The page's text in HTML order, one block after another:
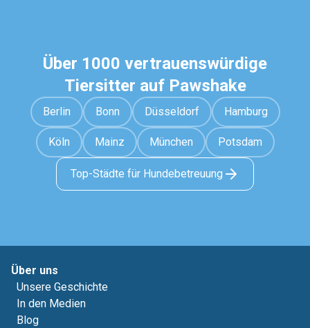
Über 1000 vertrauenswürdige
Tiersitter auf Pawshake
Berlin Bonn Düsseldorf Hamburg
Köln Mainz München Potsdam
Top-Städte für Hundebetreuung
Über uns
Unsere Geschichte
In den Medien
Blog